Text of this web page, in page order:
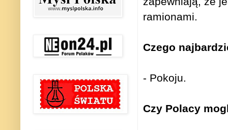
ramionami.
Czego
- Pokoju.
Czy Polacy